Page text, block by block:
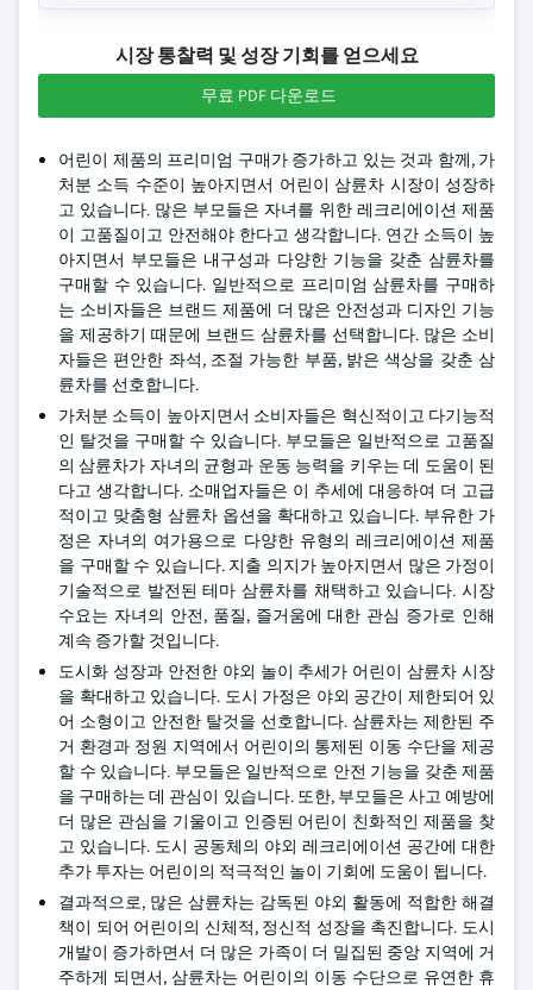
시장 통찰력 및 성장 기회를 얻으세요
무료 PDF 다운로드
어린이 제품의 프리미엄 구매가 증가하고 있는 것과 함께, 가
처분 소득 수준이 높아지면서 어린이 삼륜차 시장이 성장하
고 있습니다. 많은 부모들은 자녀를 위한 레크리에이션 제품
이 고품질이고 안전해야 한다고 생각합니다. 연간 소득이 높
아지면서 부모들은 내구성과 다양한 기능을 갖춘 삼륜차를
구매할 수 있습니다. 일반적으로 프리미엄 삼륜차를 구매하
는 소비자들은 브랜드 제품에 더 많은 안전성과 디자인 기능
을 제공하기 때문에 브랜드 삼륜차를 선택합니다. 많은 소비
자들은 편안한 좌석, 조절 가능한 부품, 밝은 색상을 갖춘 삼
륜차를 선호합니다.
가처분 소득이 높아지면서 소비자들은 혁신적이고 다기능적
인 탈것을 구매할 수 있습니다. 부모들은 일반적으로 고품질
의 삼륜차가 자녀의 균형과 운동 능력을 키우는 데 도움이 된
다고 생각합니다. 소매업자들은 이 추세에 대응하여 더 고급
적이고 맞춤형 삼륜차 옵션을 확대하고 있습니다. 부유한 가
정은 자녀의 여가용으로 다양한 유형의 레크리에이션 제품
을 구매할 수 있습니다. 지출 의지가 높아지면서 많은 가정이
기술적으로 발전된 테마 삼륜차를 채택하고 있습니다. 시장
수요는 자녀의 안전, 품질, 즐거움에 대한 관심 증가로 인해
계속 증가할 것입니다.
도시화 성장과 안전한 야외 놀이 추세가 어린이 삼륜차 시장
을 확대하고 있습니다. 도시 가정은 야외 공간이 제한되어 있
어 소형이고 안전한 탈것을 선호합니다. 삼륜차는 제한된 주
거 환경과 정원 지역에서 어린이의 통제된 이동 수단을 제공
할 수 있습니다. 부모들은 일반적으로 안전 기능을 갖춘 제품
을 구매하는 데 관심이 있습니다. 또한, 부모들은 사고 예방에
더 많은 관심을 기울이고 인증된 어린이 친화적인 제품을 찾
고 있습니다. 도시 공동체의 야외 레크리에이션 공간에 대한
추가 투자는 어린이의 적극적인 놀이 기회에 도움이 됩니다.
결과적으로, 많은 삼륜차는 감독된 야외 활동에 적합한 해결
책이 되어 어린이의 신체적, 정신적 성장을 촉진합니다. 도시
개발이 증가하면서 더 많은 가족이 더 밀집된 중앙 지역에 거
주하게 되면서, 삼륜차는 어린이의 이동 수단으로 유연한 휴